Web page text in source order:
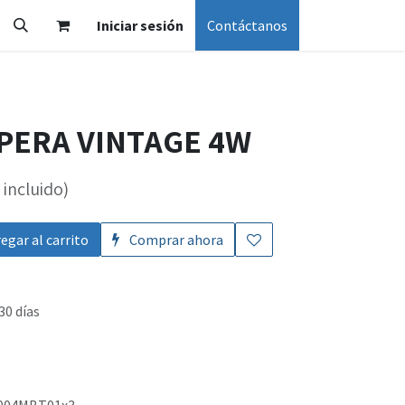
Iniciar sesión Contáctanos
VINTAGE 4W
al carrito Comprar ahora
días